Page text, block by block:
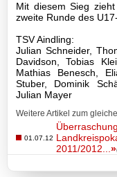
C1-
Jugend
C2-
Jugend
D1-
D2-
Jugend
Mit diesem Sieg
zweite Runde des
TSV Aindling:
Julian Schneider,
Davidson, Tobias
Mathias Benesch,
Stuber, Dominik
Julian Mayer
Weitere Artikel zum
01.07.12
2011/2012...»